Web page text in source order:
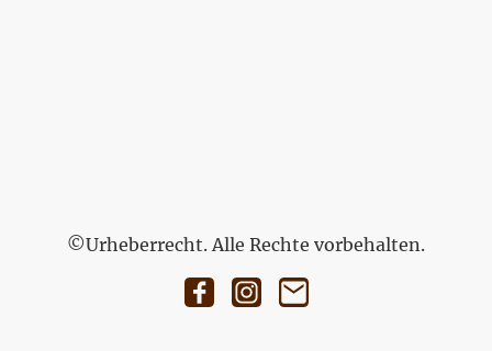
©Urheberrecht. Alle Rechte vorbehalten.